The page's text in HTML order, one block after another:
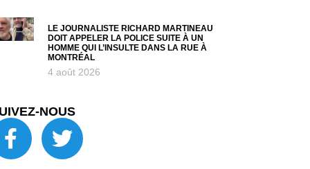
LE JOURNALISTE RICHARD MARTINEAU
DOIT APPELER LA POLICE SUITE À UN
HOMME QUI L’INSULTE DANS LA RUE À
MONTRÉAL
4 août 2026
NOUS